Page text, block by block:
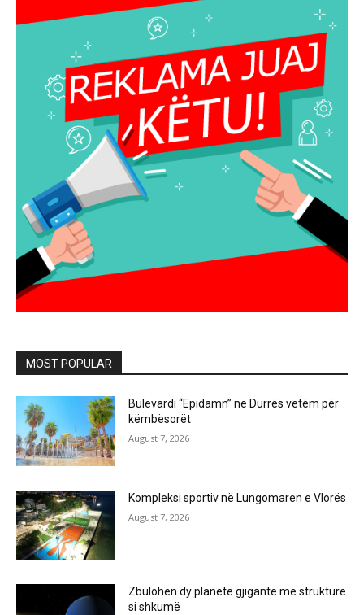
MOST POPULAR
Bulevardi “Epidamn” në Durrës vetëm për
këmbësorët
August 7, 2026
Kompleksi sportiv në Lungomaren e Vlorës
August 7, 2026
Zbulohen dy planetë gjigantë me strukturë
si shkumë